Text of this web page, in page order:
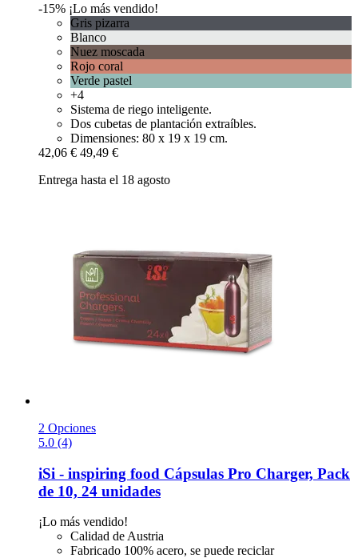
-15% ¡Lo más vendido!
Gris pizarra
Blanco
Nuez moscada
Rojo coral
Verde pastel
+4
Sistema de riego inteligente.
Dos cubetas de plantación extraíbles.
Dimensiones: 80 x 19 x 19 cm.
42,06 € 49,49 €
Entrega hasta el 18 agosto
2 Opciones
5.0 (4)
iSi - inspiring food Cápsulas Pro Charger, Pack
de 10, 24 unidades
¡Lo más vendido!
Calidad de Austria
Fabricado 100% acero, se puede reciclar